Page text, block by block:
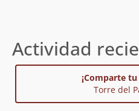
Actividad
¡Comparte
Torre del